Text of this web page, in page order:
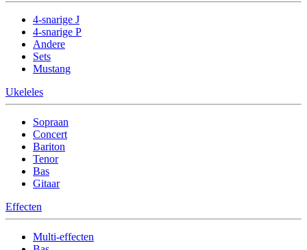
4-snarige J
4-snarige P
Andere
Sets
Mustang
Ukeleles
Sopraan
Concert
Bariton
Tenor
Bas
Gitaar
Effecten
Multi-effecten